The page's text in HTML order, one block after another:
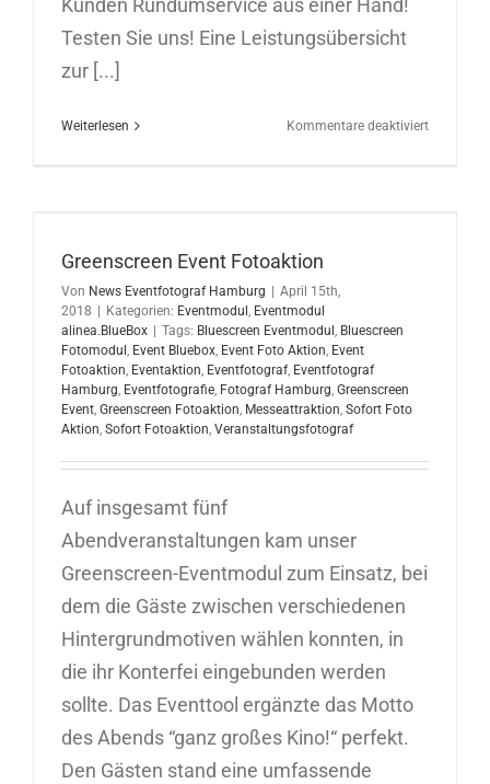
Kunden Rundumservice aus einer Hand!
Testen Sie uns! Eine Leistungsübersicht
zur [...]
Weiterlesen Kommentare deaktiviertfür
Greenscreen Event Fotoaktion
Von News Eventfotograf Hamburg
April 15th,
2018
Kategorien: Eventmodul , Eventmodul
alinea.BlueBox
Tags: Bluescreen Eventmodul , Bluescreen
Fotomodul , Event Bluebox, Event Foto Aktion, Event
Fotoaktion, Eventaktion, Eventfotograf, Eventfotograf
Hamburg, Eventfotografie, Fotograf Hamburg, Greenscreen
Event, Greenscreen Fotoaktion, Messeattraktion, Sofort Foto
Aktion, Sofort Fotoaktion, Veranstaltungsfotograf
Auf insgesamt fünf
Abendveranstaltungen kam unser
Greenscreen-Eventmodul zum Einsatz, bei
dem die Gäste zwischen verschiedenen
Hintergrundmotiven wählen konnten, in
die ihr Konterfei eingebunden werden
sollte. Das Eventtool ergänzte das Motto
des Abends “ganz großes Kino!“ perfekt.
Den Gästen stand eine umfassende